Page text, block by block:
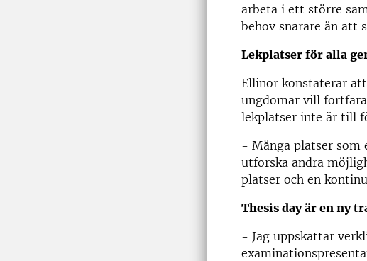
arbeta i ett större
behov snarare än att
Lekplatser för alla
Ellinor konstaterar
ungdomar vill
lekplatser inte är till
- Många platser som
utforska andra
platser och en
Thesis day är en ny
- Jag uppskattar